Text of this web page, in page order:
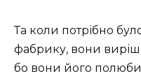
Та коли потрібно
фабрику, вони
бо вони його